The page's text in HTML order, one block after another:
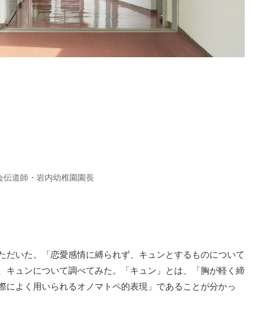
伝道師・岩内幼稚園園長
だいた。「恋愛感情に縛られず、キュンとするものについて
キュンについて調べてみた。「キュン」とは、「胸が軽く締
によく用いられるオノマトペ的表現」であることが分かっ